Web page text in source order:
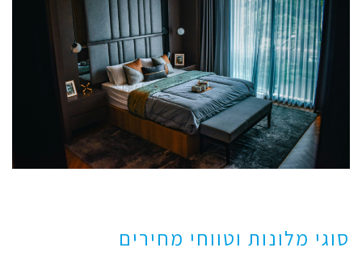
סוגי מלונות וטווחי מחירים